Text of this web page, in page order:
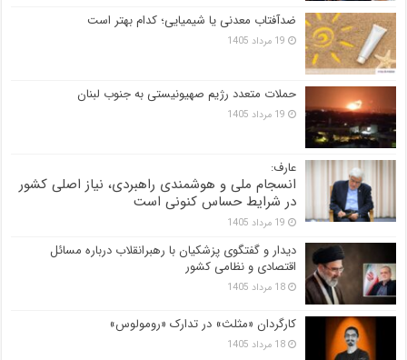
ضدآفتاب‌ معدنی یا شیمیایی؛ کدام بهتر است
19 مرداد 1405
حملات متعدد رژیم صهیونیستی به جنوب لبنان
19 مرداد 1405
عارف:
انسجام ملی و هوشمندی راهبردی، نیاز اصلی کشور
در شرایط حساس کنونی است
19 مرداد 1405
دیدار و گفتگوی پزشکیان با رهبرانقلاب درباره مسائل
اقتصادی و نظامی کشور
18 مرداد 1405
کارگردان «مثلث» در تدارک «رومولوس»
18 مرداد 1405